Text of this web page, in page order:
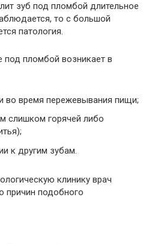
зуб под пломбой длительное
то с большой
патология.
под пломбой возникает в
во время пережевывания пищи;
слишком горячей либо
к другим зубам.
клинику врач
причин подобного